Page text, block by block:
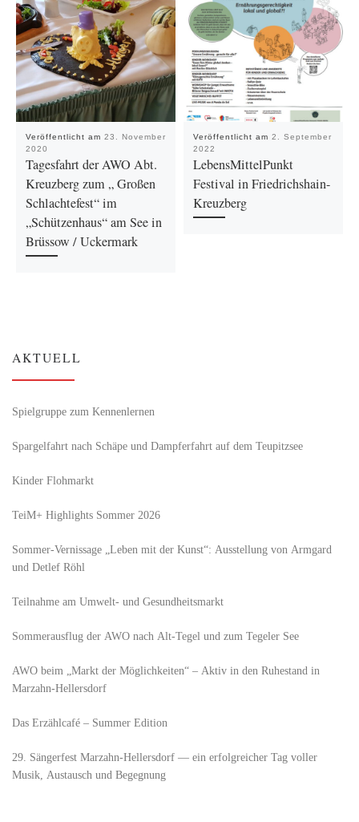
Veröffentlicht am 23. November
2020
Tagesfahrt der AWO Abt.
Kreuzberg zum „ Großen
Schlachtefest“ im
„Schützenhaus“ am See in
Brüssow / Uckermark
Veröffentlicht am 2. September
2022
LebensMittelPunkt
Festival in Friedrichshain-
Kreuzberg
AKTUELL
Spielgruppe zum Kennenlernen
Spargelfahrt nach Schäpe und Dampferfahrt auf dem Teupitzsee
Kinder Flohmarkt
TeiM+ Highlights Sommer 2026
Sommer-Vernissage „Leben mit der Kunst“: Ausstellung von Armgard
und Detlef Röhl
Teilnahme am Umwelt- und Gesundheitsmarkt
Sommerausflug der AWO nach Alt‑Tegel und zum Tegeler See
AWO beim „Markt der Möglichkeiten“ – Aktiv in den Ruhestand in
Marzahn-Hellersdorf
Das Erzählcafé – Summer Edition
29. Sängerfest Marzahn-Hellersdorf — ein erfolgreicher Tag voller
Musik, Austausch und Begegnung